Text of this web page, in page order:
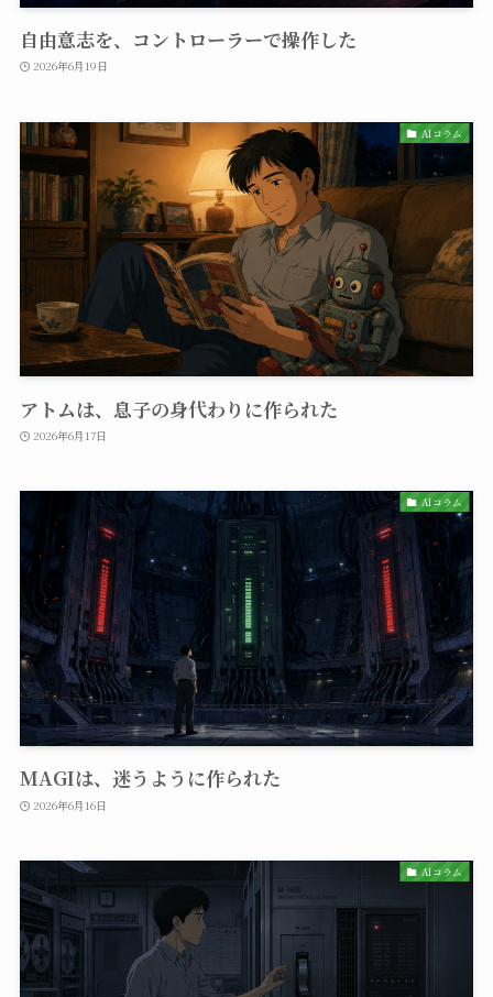
自由意志を、コントローラーで操作した
2026年6月19日
AIコラム
アトムは、息子の身代わりに作られた
2026年6月17日
AIコラム
MAGIは、迷うように作られた
2026年6月16日
AIコラム